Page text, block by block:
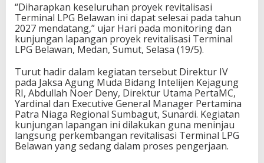
“Diharapkan keseluruhan proyek revitalisasi
Terminal LPG Belawan ini dapat selesai pada tahun
2027 mendatang,” ujar Hari pada monitoring dan
kunjungan lapangan proyek revitalisasi Terminal
LPG Belawan, Medan, Sumut, Selasa (19/5).
Turut hadir dalam kegiatan tersebut Direktur IV
pada Jaksa Agung Muda Bidang Intelijen Kejagung
RI, Abdullah Noer Deny, Direktur Utama PertaMC,
Yardinal dan Executive General Manager Pertamina
Patra Niaga Regional Sumbagut, Sunardi. Kegiatan
kunjungan lapangan ini dilakukan guna meninjau
langsung perkembangan revitalisasi Terminal LPG
Belawan yang sedang dalam proses pengerjaan.